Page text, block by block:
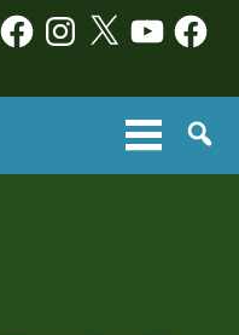
FacebookInstagram
X YouTube